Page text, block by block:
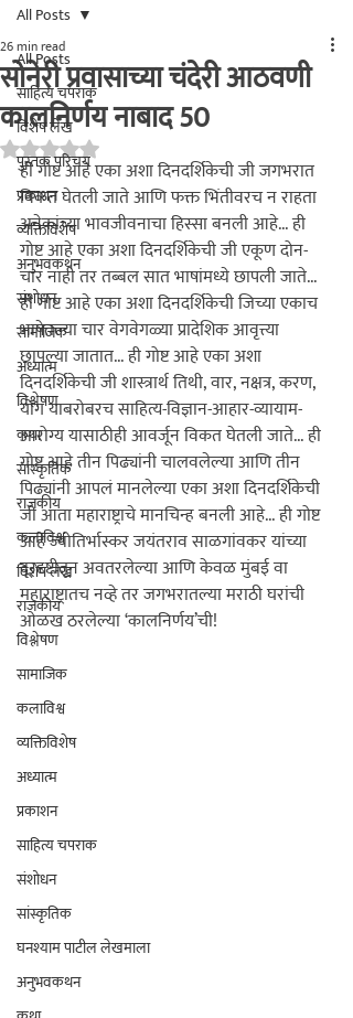
२००२ पासून...
All Posts
साहित्य चपराक
विशेष लेख
पुस्तक परिचय
प्रकाशन
व्यक्तिविशेष
अनुभवकथन
संशोधन
सामाजिक
अध्यात्म
विश्लेषण
कथा
सांस्कृतिक
राजकीय
कलाविश्व
विशेष लेख
राजकीय
विश्लेषण
सामाजिक
कलाविश्व
व्यक्तिविशेष
अध्यात्म
प्रकाशन
साहित्य चपराक
संशोधन
सांस्कृतिक
घनश्याम पाटील लेखमाला
अनुभवकथन
All Posts
सोनेरी प्रवासाच्या चंदेरी आठवणी
कालनिर्णय नाबाद 50
26 min read
Rated NaN out of 5 stars.
ही गोष्ट आहे एका अशा दिनदर्शिकेची जी जगभरात
विकत घेतली जाते आणि फक्त भिंतीवरच न राहता
अनेकांच्या भावजीवनाचा हिस्सा बनली आहे... ही
गोष्ट आहे एका अशा दिनदर्शिकेची जी एकूण दोन-
चार नाही तर तब्बल सात भाषांमध्ये छापली जाते...
ही गोष्ट आहे एका अशा दिनदर्शिकेची जिच्या एकाच
भाषेतल्या चार वेगवेगळ्या प्रादेशिक आवृत्त्या
छापल्या जातात... ही गोष्ट आहे एका अशा
दिनदर्शिकेची जी शास्त्रार्थ तिथी, वार, नक्षत्र, करण,
योग याबरोबरच साहित्य-विज्ञान-आहार-व्यायाम-
आरोग्य यासाठीही आवर्जून विकत घेतली जाते... ही
गोष्ट आहे तीन पिढ्यांनी चालवलेल्या आणि तीन
पिढ्यांनी आपलं मानलेल्या एका अशा दिनदर्शिकेची
जी आता महाराष्ट्राचे मानचिन्ह बनली आहे... ही गोष्ट
आहे ज्योतिर्भास्कर जयंतराव साळगांवकर यांच्या
दूरदृष्टीतून अवतरलेल्या आणि केवळ मुंबई वा
महाराष्ट्रातच नव्हे तर जगभरातल्या मराठी घरांची
ओळख ठरलेल्या ‘कालनिर्णय’ची!